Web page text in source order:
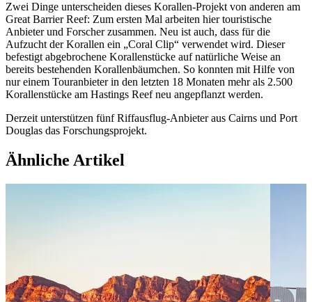
Zwei Dinge unterscheiden dieses Korallen-Projekt von anderen am
Great Barrier Reef: Zum ersten Mal arbeiten hier touristische
Anbieter und Forscher zusammen. Neu ist auch, dass für die
Aufzucht der Korallen ein „Coral Clip“ verwendet wird. Dieser
befestigt abgebrochene Korallenstücke auf natürliche Weise an
bereits bestehenden Korallenbäumchen. So konnten mit Hilfe von
nur einem Touranbieter in den letzten 18 Monaten mehr als 2.500
Korallenstücke am Hastings Reef neu angepflanzt werden.
Derzeit unterstützen fünf Riffausflug-Anbieter aus Cairns und Port
Douglas das Forschungsprojekt.
Ähnliche Artikel